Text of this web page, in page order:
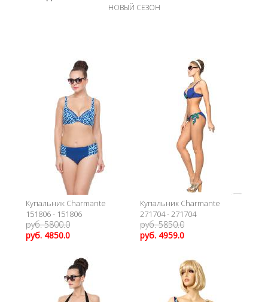
НОВЫЙ СЕЗОН
Купальник Charmante
151806 - 151806
руб. 5800.0
руб. 4850.0
Купальник Charmante
271704 - 271704
руб. 5850.0
руб. 4959.0